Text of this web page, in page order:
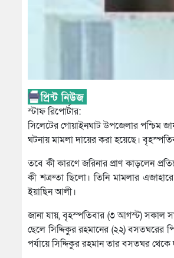
স্টাফ রিপোর্টার:
সিলেটের গোয়াইনঘাট উপজেলার পশ্চিম
ঘটনায় মামলা দায়ের করা হয়েছে।
তবে কী কারণে জরিনার প্রাণ কাড়লেন
কী শত্রুতা ছিলো। তিনি মামলার
ইয়াছিন আলী।
জানা যায়, বৃহস্পতিবার (৩ আগস্ট) সকাল
ছেলে সিদ্দিকুর রহমানের (২২) বসতঘরের
পর্যায়ে সিদ্দিকুর রহমান তার বসতঘর